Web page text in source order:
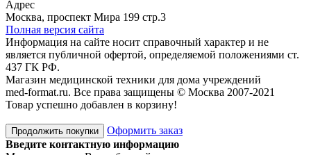
Адрес
Москва, проспект Мира 199 стр.3
Полная версия сайта
Информация на сайте носит справочный характер и не
является публичной офертой, определяемой положениями ст.
437 ГК РФ.
Магазин медицинской техники для дома учреждений
med-format.ru. Все права защищены © Москва 2007-2021
Товар успешно добавлен в корзину!
Продолжить покупки
Оформить заказ
Введите контактную информацию